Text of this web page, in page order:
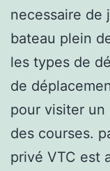
necessaire de
bateau plein
les types de
de
pour visiter
des courses.
privé VTC est